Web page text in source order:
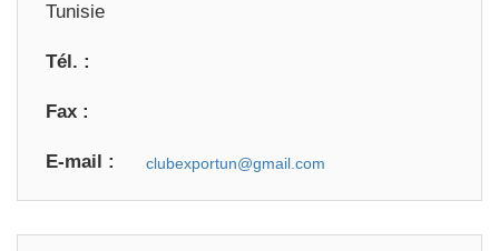
Tunisie
Tél. :
Fax :
E-mail :